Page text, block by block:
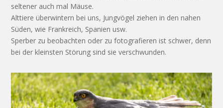
seltener auch mal Mäuse.
Alttiere überwintern bei uns, Jungvögel ziehen in den nahen
Süden, wie Frankreich, Spanien usw.
Sperber zu beobachten oder zu fotografieren ist schwer, denn
bei der kleinsten Störung sind sie verschwunden.